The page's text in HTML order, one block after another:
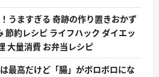
うますぎる 奇跡の作り置きおかず
節約レシピ ライフハック ダイエッ
大量消費 お弁当レシピ
最高だけど「腸」がボロボロにな